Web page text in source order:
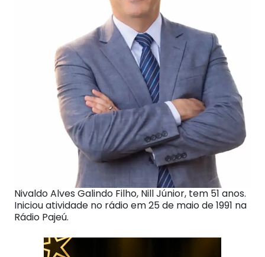
Nivaldo Alves Galindo Filho, Nill Júnior, tem 51 anos.
Iniciou atividade no rádio em 25 de maio de 1991 na
Rádio Pajeú.